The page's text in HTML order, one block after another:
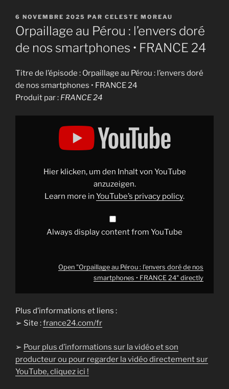
PUBLIÉ
LE
6 NOVEMBRE 2025 PAR CELESTE MOREAU
Orpaillage au Pérou : l’envers doré
de nos smartphones • FRANCE 24
Titre de l’épisode : Orpaillage au Pérou : l’envers doré
de nos smartphones • FRANCE 24
Produit par : FRANCE 24
Display
FRANCE
Hier klicken, um den Inhalt von YouTube
anzuzeigen.
Learn more in YouTube’s privacy policy.
Always display content from YouTube
Open "Orpaillage au Pérou : l'envers doré de nos
smartphones • FRANCE 24" directly
Plus d’informations et liens :
➢ Site :france24.com/fr
➢ Pour plus d’informations sur la vidéo et son
producteur ou pour regarder la vidéo directement sur
YouTube, cliquez ici !